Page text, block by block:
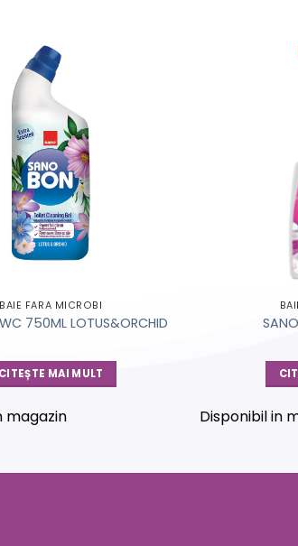
BAIE FARA MICROBI
750ML LOTUS&ORCHID
CITEȘTE MAI MULT
magazin Disponibil in